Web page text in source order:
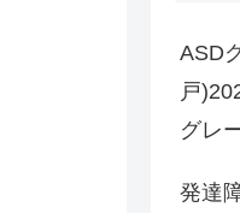
ASD
戸
グレ
発達